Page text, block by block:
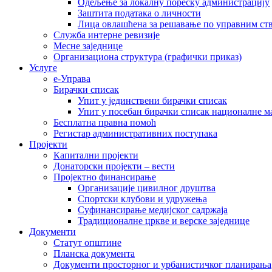
Одељење за локалну пореску администрацију
Заштита података о личности
Лица овлашћена за решавање по управним
Служба интерне ревизије
Месне заједнице
Организациона структура (графички приказ)
Услуге
е-Управа
Бирачки списак
Упит у јединствени бирачки списак
Упит у посебан бирачки списак националне
Бесплатна правна помоћ
Регистар административних поступака
Пројекти
Капитални пројекти
Донаторски пројекти – вести
Пројектно финансирање
Организације цивилног друштва
Спортски клубови и удружења
Суфинансирање медијског садржаја
Традиционалне цркве и верске заједнице
Документи
Статут општине
Планска документа
Документи просторног и урбанистичког планирања